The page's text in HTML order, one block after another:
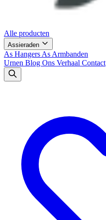
Alle producten
Assieraden
As Hangers As Armbanden
Urnen Blog Ons Verhaal Contact